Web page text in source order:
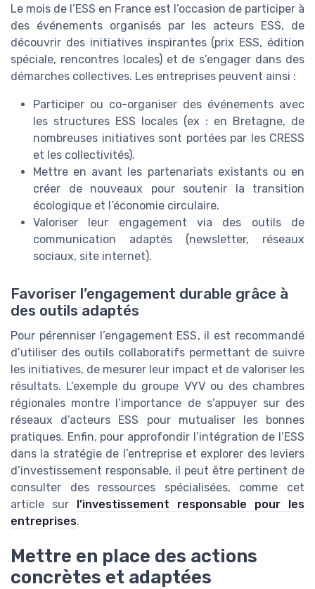
Le mois de l’ESS en France est l’occasion de participer à
des événements organisés par les acteurs ESS, de
découvrir des initiatives inspirantes (prix ESS, édition
spéciale, rencontres locales) et de s’engager dans des
démarches collectives. Les entreprises peuvent ainsi :
Participer ou co-organiser des événements avec
les structures ESS locales (ex : en Bretagne, de
nombreuses initiatives sont portées par les CRESS
et les collectivités).
Mettre en avant les partenariats existants ou en
créer de nouveaux pour soutenir la transition
écologique et l’économie circulaire.
Valoriser leur engagement via des outils de
communication adaptés (newsletter, réseaux
sociaux, site internet).
Favoriser l’engagement durable grâce à
des outils adaptés
Pour pérenniser l’engagement ESS, il est recommandé
d’utiliser des outils collaboratifs permettant de suivre
les initiatives, de mesurer leur impact et de valoriser les
résultats. L’exemple du groupe VYV ou des chambres
régionales montre l’importance de s’appuyer sur des
réseaux d’acteurs ESS pour mutualiser les bonnes
pratiques. Enfin, pour approfondir l’intégration de l’ESS
dans la stratégie de l’entreprise et explorer des leviers
d’investissement responsable, il peut être pertinent de
consulter des ressources spécialisées, comme cet
article sur
l’investissement responsable pour les
entreprises.
Mettre en place des actions
concrètes et adaptées